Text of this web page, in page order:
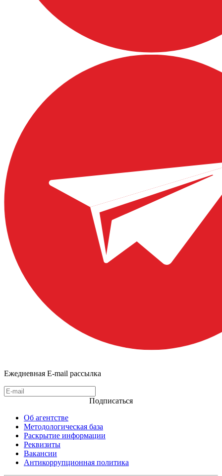
Ежедневная E-mail рассылка
Подписаться
Об агентстве
Методологическая база
Раскрытие информации
Реквизиты
Вакансии
Антикоррупционная политика